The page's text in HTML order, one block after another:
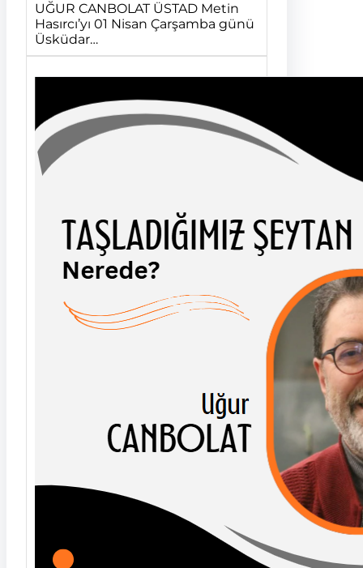
UĞUR CANBOLAT ÜSTAD Metin
Hasırcı’yı 01 Nisan Çarşamba günü
Üsküdar…